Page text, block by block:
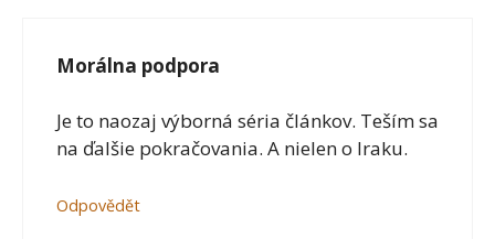
Morálna podpora
Je to naozaj výborná séria článkov. Teším sa
na ďalšie pokračovania. A nielen o Iraku.
Odpovědět